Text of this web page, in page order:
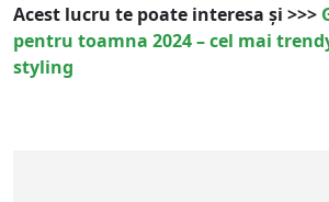
Acest lucru te poate interesa și >>>
pentru toamna 2024 – cel mai
styling